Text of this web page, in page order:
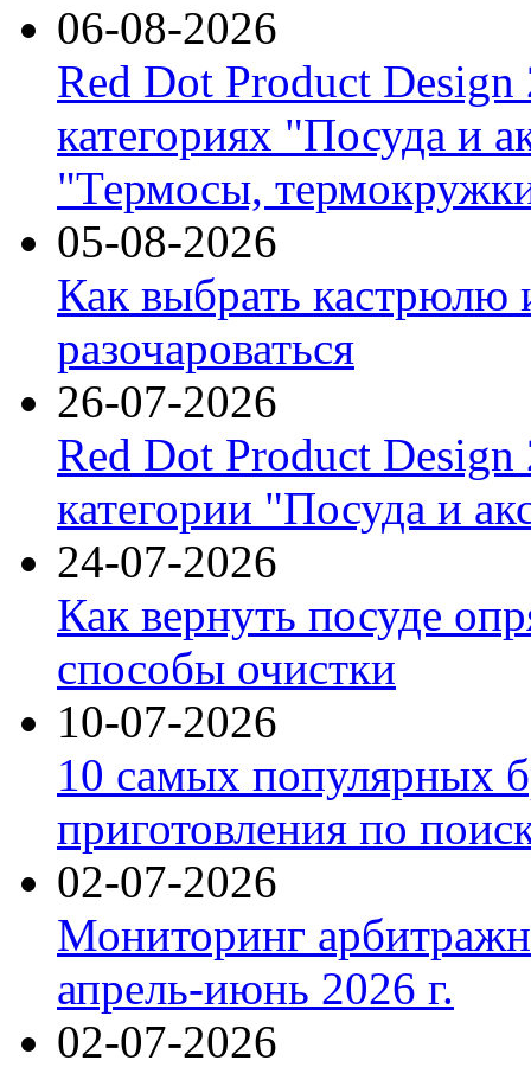
06-08-2026
Red Dot Product Design
категориях "Посуда и
"Термосы,
05-08-2026
Как выбрать кастрюлю
разочароваться
26-07-2026
Red Dot Product Design
категории "Посуда и
24-07-2026
Как вернуть посуде
способы очистки
10-07-2026
10 самых популярных
приготовления по
02-07-2026
Мониторинг
апрель-июнь 2026 г.
02-07-2026